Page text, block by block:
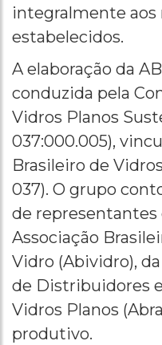
integralmente aos
estabelecidos.
A elaboração da
conduzida pela
Vidros Planos
037:000.005),
Brasileiro de
037). O grupo
de representantes
Associação
Vidro (Abividro),
de Distribuidores
Vidros Planos
produtivo.